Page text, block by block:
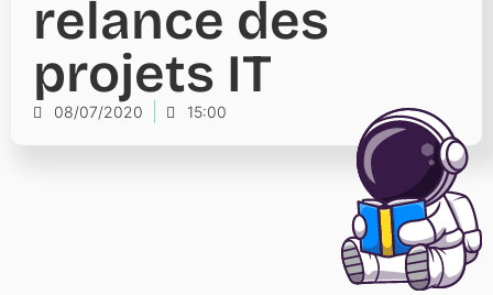
relance des
projets IT
08/07/2020 15:00